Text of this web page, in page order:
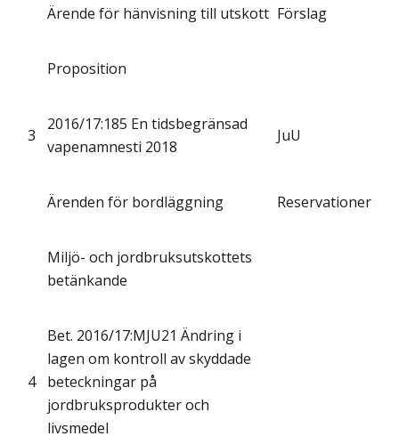
Ärende för hänvisning till utskott Förslag
Proposition
3
2016/17:185 En tidsbegränsad
vapenamnesti 2018
JuU
Ärenden för bordläggning Reservationer
Miljö- och jordbruksutskottets
betänkande
4
Bet. 2016/17:MJU21 Ändring i
lagen om kontroll av skyddade
beteckningar på
jordbruksprodukter och
livsmedel